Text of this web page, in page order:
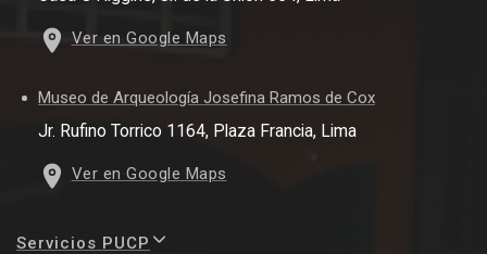
Ver en Google Maps
Museo de Arqueología Josefina Ramos de Cox
Jr. Rufino Torrico 1164, Plaza Francia, Lima
Ver en Google Maps
Servicios PUCP